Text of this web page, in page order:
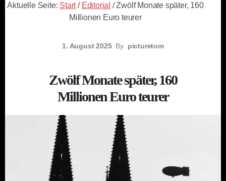
Aktuelle Seite: Start / Editorial /Zwölf Monate später, 160
Millionen Euro teurer
1. August 2025 By picturetom
Zwölf Monate später, 160
Millionen Euro teurer